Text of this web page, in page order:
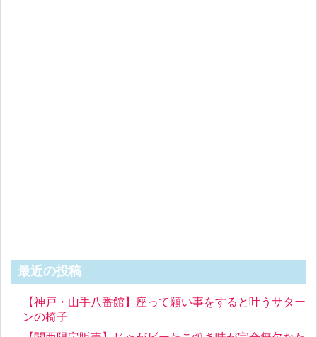
最近の投稿
【神戸・山手八番館】座って願い事をすると叶うサター
ンの椅子